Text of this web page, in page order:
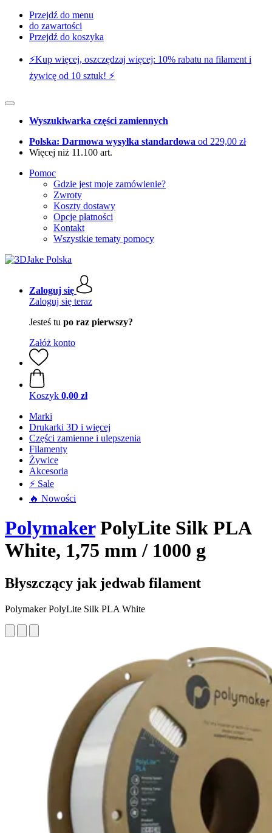
Przejdź do menu
do zawartości
Przejdź do koszyka
⚡️Kup więcej, oszczędzaj więcej: 10% rabatu na filament i
żywicę od 10 sztuk! ⚡️
Wyszukiwarka części zamiennych
Polska: Darmowa wysyłka standardowa od 229,00 zł
Więcej niż 11.100 art.
Pomoc
Gdzie jest moje zamówienie?
Zwroty
Koszty dostawy
Opcje płatności
Kontakt
Wszystkie tematy pomocy
Zaloguj się
Zaloguj się teraz
Jesteś tu po raz pierwszy?
Załóż konto
Koszyk 0,00 zł
Marki
Drukarki 3D i więcej
Części zamienne i ulepszenia
Filamenty
Żywice
Akcesoria
⚡ Sale
🔥 Nowości
PolymakerPolyLite Silk PLA
White, 1,75 mm / 1000 g
Błyszczący jak jedwab filament
Polymaker PolyLite Silk PLA White